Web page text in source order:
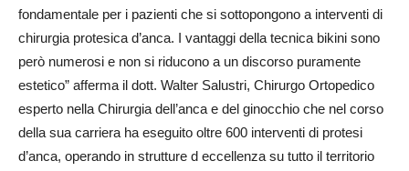
fondamentale per i pazienti che si sottopongono a interventi di
chirurgia protesica d’anca. I vantaggi della tecnica bikini sono
però numerosi e non si riducono a un discorso puramente
estetico” afferma il dott. Walter Salustri, Chirurgo Ortopedico
esperto nella Chirurgia dell’anca e del ginocchio che nel corso
della sua carriera ha eseguito oltre 600 interventi di protesi
d’anca, operando in strutture d eccellenza su tutto il territorio